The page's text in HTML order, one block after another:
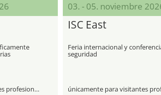
únicamente para visitantes profesionales
03. - 05. noviembre
ISC East
Feria internacional y
seguridad